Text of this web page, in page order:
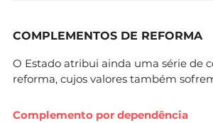
COMPLEMENTOS DE REFORMA
O Estado atribui ainda uma série de
reforma, cujos valores também
Complemento por dependência